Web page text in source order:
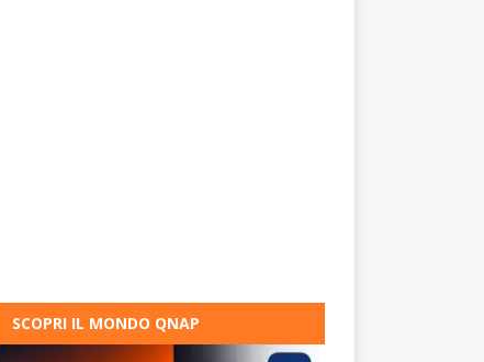
SCOPRI IL MONDO QNAP